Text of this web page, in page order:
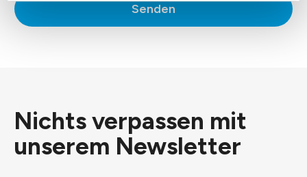
Senden
Nichts verpassen mit
unserem Newsletter